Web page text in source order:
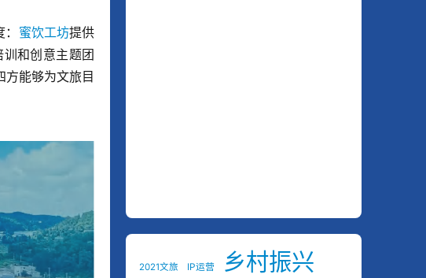
蜜饮工坊提供
和创意主题团
能够为文旅目
2021文旅 IP运营 乡村振兴